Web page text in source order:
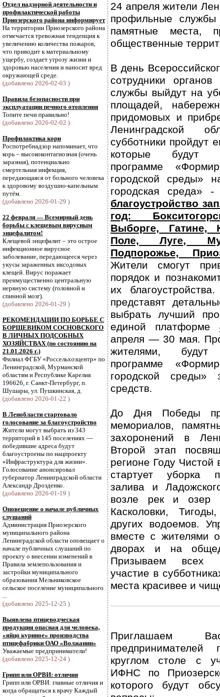
Отдел надзорной деятельности и
профилактической работы
Приозерского района информирует
На территории Приозерского района
отмечается тревожная тенденция к
увеличению количества пожаров,
что приводит к материальному
ущербу, создает угрозу жизни и
здоровью населения и наносит вред
окружающей среде.
(добавлено 2026-02-03 )
Правила безопасности при
эксплуатации печного отопления
Топите печи правильно!
(добавлено 2026-02-02 )
Профилактика кори
Роспотребнадзор напоминает, что
корь – высококонтагиозная (очень
заразная), потенциально
смертельная инфекция,
передающаяся от больного человека
к здоровому воздушно-капельным
путём.
(добавлено 2026-01-29 )
22 февраля — Всемирный день
борьбы с клещевым вирусным
энцефалитом!
Клещевой энцефалит – это острое
инфекционное вирусное
заболевание, передающееся через
укусы зараженных иксодовых
клещей. Вирус поражает
преимущественно центральную
нервную систему (головной и
спинной мозг).
(добавлено 2026-01-29 )
РЕКОМЕНДАЦИИ ПО БОРЬБЕ С
БОРЩЕВИКОМ СОСНОВСКОГО
В ЛИЧНЫХ ПОДСОБНЫХ
ХОЗЯЙСТВАХ (по состоянию на
21.01.2026 г.)
Филиал ФГБУ «Россельхозцентр» по
Ленинградской, Мурманской
областям и Республике Карелия
196626, г. Санкт-Петербург, п.
Шушары, ул. Пушкинская, д.
(добавлено 2026-01-22 )
В Ленобласти стартовало
голосование за благоустройство
Жители могут выбрать из 343
территорий в 145 поселениях —
победившие адреса будут
благоустроены по нацпроекту
«Инфраструктура для жизни».
Голосование анонсировал
губернатор Ленинградской области
Александр Дрозденко.
(добавлено 2026-01-19 )
Оповещение о начале публичных
слушаний
Администрация Приозерского
муниципального района
Ленинградской области оповещает о
начале публичных слушаний по
проекту о внесении изменений в
Правила землепользования и
застройки муниципального
образования Мельниковское
сельское поселение муниципального
...
(добавлено 2025-12-25 )
Выявлена птицеводческая
продукция опасная для человека,
«яйцо куриное» производства
птицефабрики ОАО «Волжанин»
Уважаемые предприниматели!
(добавлено 2025-12-24 )
Грипп или ОРВИ: отличия
Грипп или ОРВИ: главные отличия и
когда обращаться к врачу Каждый
24 апреля жители
профильные службы
памятные места,
общественные
В день
сотрудники
службы выйдут на
площадей,
придомовых и
Ленинградской
субботники пройдут
которые будут
программе
городской среды»
городская
благоустройство
год:
Выборге, Гатине,
Поле, Луге,
Подпорожье,
Жители смогут
порядок и
их
представят
выбрать лучший
единой платформе
апреля — 30 мая.
жителями,
программе
городской среды»
средств.
До Дня Победы
мемориалов,
захоронений в
Второй этап
регионе Году
стартует уборка
залива и
возле рек и
Касколовки,
других водоемов.
вместе с жителями
дворах и на
Призываем всех
участие в
места красивее и
круглом столе с
ИФНС по
которого будут